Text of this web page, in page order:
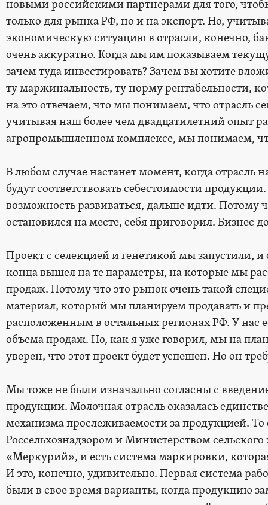
новыми российскими партнерами для того,
только для рынка РФ, но и на экспорт. Но,
экономическую ситуацию в отрасли, конечно,
очень аккуратно. Когда мы им показываем
зачем туда инвестировать? Зачем вы хотите
ту маржинальность, ту норму рентабельности,
на это отвечаем, что мы понимаем, что отрасль
учитывая наш более чем двадцатилетний опыт
агропромышленном комплексе, мы понимаем,
В любом случае настанет момент, когда отрасль
будут соответствовать себестоимости
возможность развиваться, дальше идти. Потому
остановился на месте, себя приговорил. Бизнес
Проект с селекцией и генетикой мы запустили,
конца вышел на те параметры, на которые мы
продаж. Потому что это рынок очень такой
материал, который мы планируем продавать и
расположенным в остальных регионах РФ. У нас
объема продаж. Но, как я уже говорил, мы на
уверен, что этот проект будет успешен. Но он
Мы тоже не были изначально согласны с
продукции. Молочная отрасль оказалась
механизма прослеживаемости за продукцией. То
Россельхознадзором и Министерством сельского
«Меркурий», и есть система маркировки,
И это, конечно, удивительно. Первая система
были в свое время варианты, когда продукцию